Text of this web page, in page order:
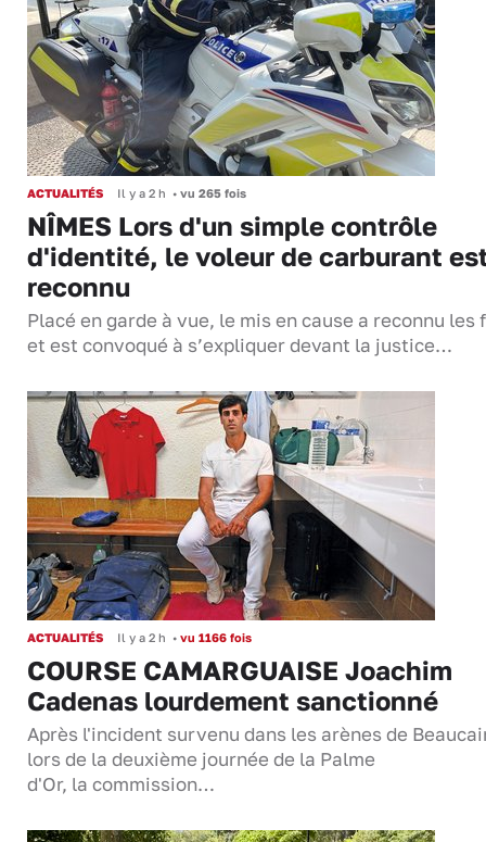
ACTUALITÉS Il y a 2 h • vu 265 fois
NÎMES Lors d'un simple contrôle
d'identité, le voleur de carburant
reconnu
Placé en garde à vue, le mis en cause a reconnu les
et est convoqué à s’expliquer devant la justice…
ACTUALITÉS Il y a 2 h • vu 1166 fois
COURSE CAMARGUAISE Joachim
Cadenas lourdement sanctionné
Après l'incident survenu dans les arènes de
lors de la deuxième journée de la Palme
d'Or, la commission…